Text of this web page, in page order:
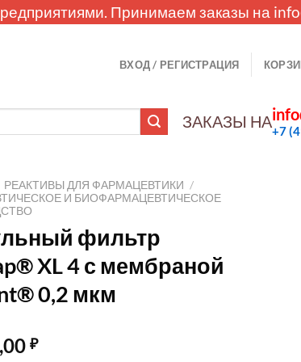
Принимаем заказы на
ВХОД / РЕГИСТРАЦИЯ
ЗАКАЗЫ НА+7
РЕАКТИВЫ ДЛЯ ФАРМАЦЕВТИКИ /
И БИОФАРМАЦЕВТИЧЕСКОЕ
фильтр
XL 4 с мембраной
0,2 мкм
₽